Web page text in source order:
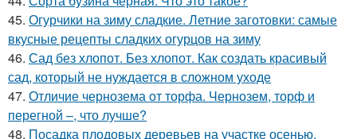
45. Огурчики на зиму сладкие. Летние заготовки: самые
вкусные рецепты сладких огурцов на зиму
46. Сад без хлопот. Без хлопот. Как создать красивый
сад, который не нуждается в сложном уходе
47. Отличие чернозема от торфа. Чернозем, торф и
перегной –, что лучше?
48. Посадка плодовых деревьев на участке осенью.